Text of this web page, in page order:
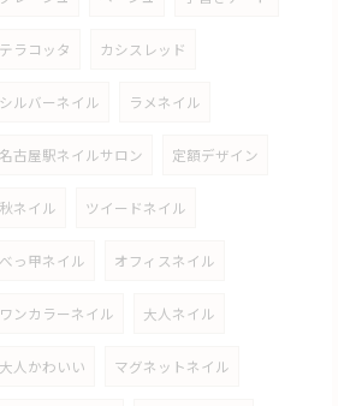
テラコッタ カシスレッド
シルバーネイル ラメネイル
名古屋駅ネイルサロン 定額デザイン
秋ネイル ツイードネイル
べっ甲ネイル オフィスネイル
ワンカラーネイル 大人ネイル
大人かわいい マグネットネイル